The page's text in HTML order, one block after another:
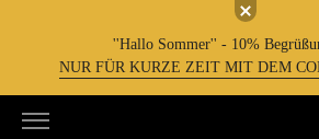
''Hallo Sommer'' - 10%
NUR FÜR KURZE ZEIT MIT DEM